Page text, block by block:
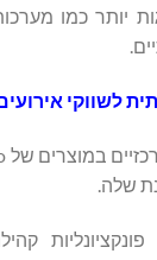
יותר כמו
לשווקי
שלה.